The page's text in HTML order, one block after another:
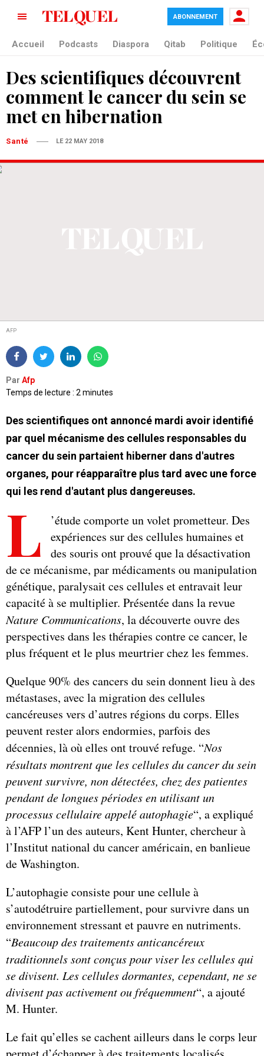
ABONNEMENT
Accueil Podcasts Diaspora Qitab Politique
Des scientifiques découvrent
comment le cancer du sein se
met en hibernation
Santé LE 22 MAY 2018
AFP
Par Afp
Temps de lecture : 2 minutes
Des scientifiques ont annoncé mardi avoir identifié
par quel mécanisme des cellules responsables du
cancer du sein partaient hiberner dans d'autres
organes, pour réapparaître plus tard avec une force
qui les rend d'autant plus dangereuses.
L
’étude comporte un volet prometteur. Des
expériences sur des cellules humaines et
des souris ont prouvé que la désactivation
de ce mécanisme, par médicaments ou manipulation
génétique, paralysait ces cellules et entravait leur
capacité à se multiplier. Présentée dans la revue
Nature Communications, la découverte ouvre des
perspectives dans les thérapies contre ce cancer, le
plus fréquent et le plus meurtrier chez les femmes.
Quelque 90% des cancers du sein donnent lieu à des
métastases, avec la migration des cellules
cancéreuses vers d’autres régions du corps. Elles
peuvent rester alors endormies, parfois des
décennies, là où elles ont trouvé refuge. “Nos
résultats montrent que les cellules du cancer du sein
peuvent survivre, non détectées, chez des patientes
pendant de longues périodes en utilisant un
processus cellulaire appelé autophagie“, a expliqué
à l’AFP l’un des auteurs, Kent Hunter, chercheur à
l’Institut national du cancer américain, en banlieue
de Washington.
L’autophagie consiste pour une cellule à
s’autodétruire partiellement, pour survivre dans un
environnement stressant et pauvre en nutriments.
“Beaucoup des traitements anticancéreux
traditionnels sont conçus pour viser les cellules qui
se divisent. Les cellules dormantes, cependant, ne se
divisent pas activement ou fréquemment“, a ajouté
M. Hunter.
Le fait qu’elles se cachent ailleurs dans le corps leur